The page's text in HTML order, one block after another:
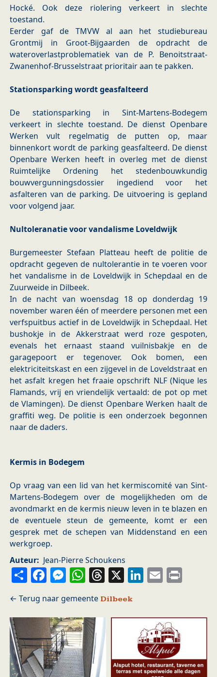
Hocké. Ook deze riolering verkeert in slechte
toestand.
Eerder gaf de TMVW al aan het studiebureau
Grontmij in Groot-Bijgaarden de opdracht de
wateroverlastproblematiek van de P. Benoitstraat-
Zwanenhof-Brusselstraat prioritair aan te pakken.
Stationsparking wordt geasfalteerd
De stationsparking in Sint-Martens-Bodegem
verkeert in slechte toestand. De dienst Openbare
Werken vult regelmatig de putten op, maar
binnenkort wordt de parking geasfalteerd. De dienst
Openbare Werken heeft in overleg met de dienst
Ruimtelijke Ordening het stedenbouwkundig
bouwvergunningsdossier ingediend voor het
asfalteren van de parking. De uitvoering is gepland
voor volgend jaar.
Nultoleranatie voor vandalisme Loveldwijk
Burgemeester Stefaan Platteau heeft de politie de
opdracht gegeven de nultolerantie in te voeren voor
het vandalisme in de Loveldwijk in Schepdaal en de
Zuurweide in Dilbeek.
In de nacht van woensdag 18 op donderdag 19
november waren één of meerdere personen met een
verfspuitbus actief in de Loveldwijk in Schepdaal. Het
bushokje in de Akkerstraat werd roze gespoten,
evenals het ernaast staand vuilnisbakje en de
garagepoort er tegenover. Ook bomen, een
elektriciteitskast en een zijgevel in de Loveldstraat en
het asfalt kregen het fraaie opschrift NLF (Nique les
Flamands, vrij en vriendelijk vertaald: de pot op met
de Vlamingen). De dienst Openbare Werken haalt de
graffiti weg. De politie is een onderzoek begonnen
naar de daders.
Kermis in Bodegem
Op vraag van een lid van het kermiscomité van Sint-
Martens-Bodegem over de mogelijkheden om de
avondmarkt en de kermis nieuw leven in te blazen en
de eventuele steun de gemeente, komt er een
gesprek met de schepen van Middenstand en een
werkgroep.
Auteur
Jean-Pierre Schoukens
ShareFacebook
Messenger
WhatsApp
Threads
X LinkedIn
Email
Dilbeek